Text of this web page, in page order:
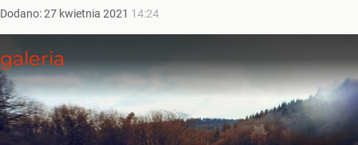
Dodano:27 kwietnia 2021 14:24